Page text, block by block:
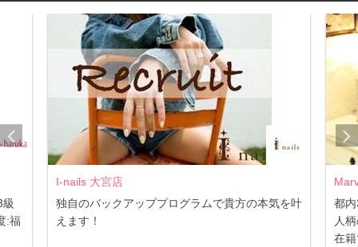
二重顎や顔がたるんでいる人を見ると、「老けているな
あ」と感じることはありませんか？どうして二重顎や顔の
たるみがあると、実年齢よりも老けて見えるのでしょう
加齢とともに、体は下へさがっていく
ます。体だけでなく、もちろん顔の皮膚も垂れ下がり、筋
肉も衰えていきます。胸などが加齢で垂れ下がることも、
:福
I-nails 大宮店
独自のバックアッププログラムで貴方の本気を叶
えます！
都
人
在